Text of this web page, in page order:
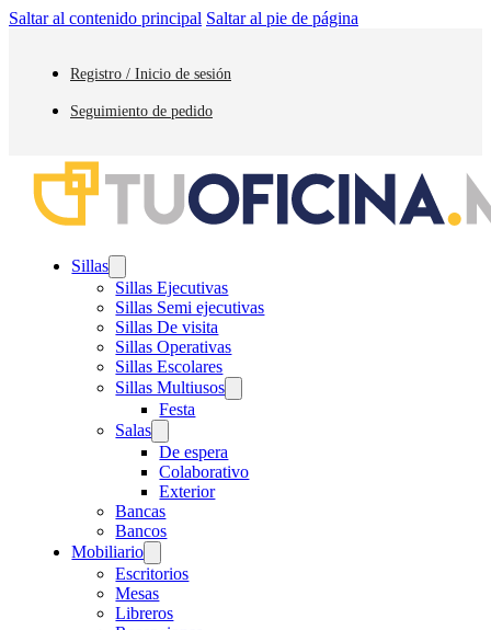
Saltar al contenido principal Saltar al pie de página
Registro / Inicio de sesión
Seguimiento de pedido
Sillas
Sillas Ejecutivas
Sillas Semi ejecutivas
Sillas De visita
Sillas Operativas
Sillas Escolares
Sillas Multiusos
Festa
Salas
De espera
Colaborativo
Exterior
Bancas
Bancos
Mobiliario
Escritorios
Mesas
Libreros